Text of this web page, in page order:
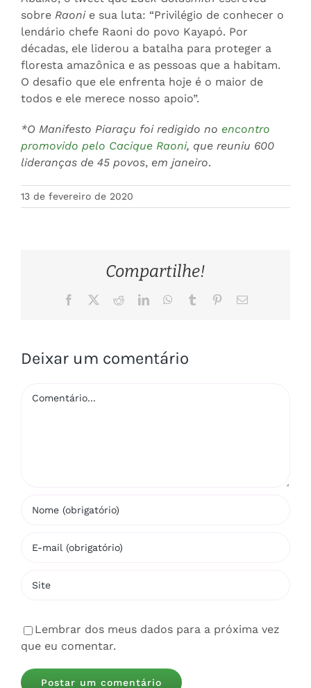
sobre Raonie sua luta: “Privilégio de conhecer o
lendário chefe Raoni do povo Kayapó. Por
décadas, ele liderou a batalha para proteger a
floresta amazônica e as pessoas que a habitam.
O desafio que ele enfrenta hoje é o maior de
todos e ele merece nosso apoio”.
*O Manifesto Piaraçu foi redigido no encontro
promovido pelo Cacique Raoni, que reuniu 600
lideranças de 45 povos, em janeiro.
13 de fevereiro de 2020
Compartilhe!
Facebook RedditLinkedInWhatsApp
Tumblr Pinterest
E-
Deixar um comentário
Comentário
Lembrar dos meus dados para a próxima vez
que eu comentar.